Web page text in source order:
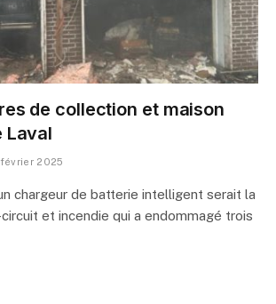
de collection et maison
Laval
2025
chargeur de batterie intelligent serait la
circuit et incendie qui a endommagé trois